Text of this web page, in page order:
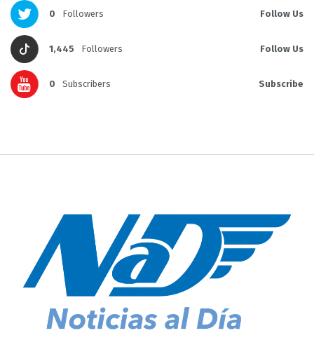
0 Followers Follow Us
1,445 Followers Follow Us
0 Subscribers Subscribe